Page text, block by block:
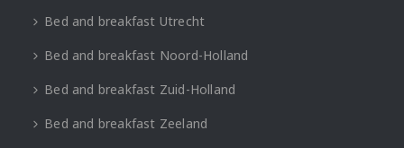
Bed and breakfast Utrecht
Bed and breakfast Noord-Holland
Bed and breakfast Zuid-Holland
Bed and breakfast Zeeland